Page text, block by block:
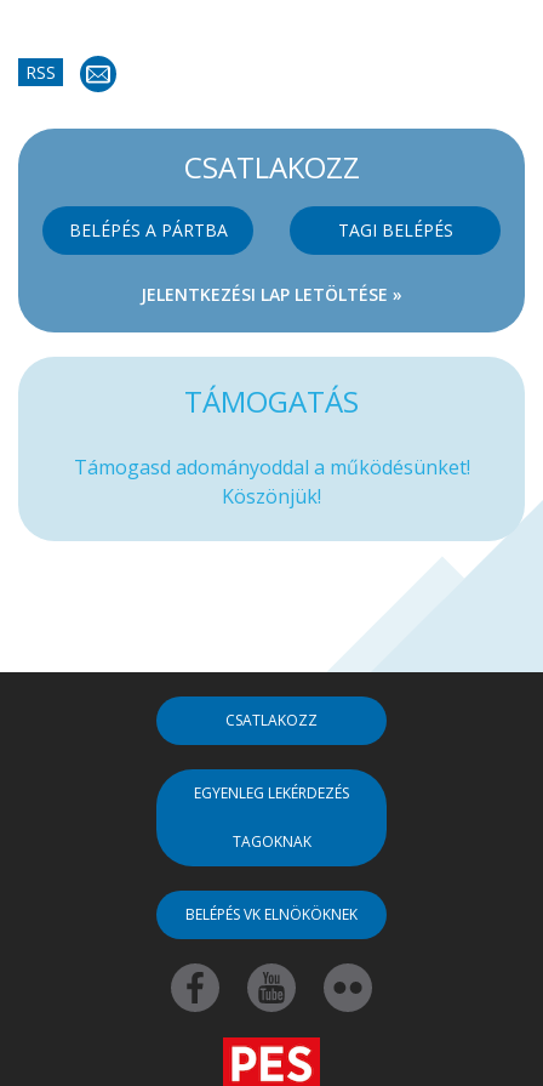
RSS
CSATLAKOZZ
BELÉPÉS A PÁRTBA TAGI BELÉPÉS
JELENTKEZÉSI LAP LETÖLTÉSE »
TÁMOGATÁS
Támogasd adományoddal a működésünket!
Köszönjük!
CSATLAKOZZ
EGYENLEG LEKÉRDEZÉS
TAGOKNAK
BELÉPÉS VK ELNÖKÖKNEK